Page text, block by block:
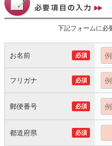
下記フォームに必
お名前 必須
フリガナ 必須
郵便番号 必須
都道府県 必須